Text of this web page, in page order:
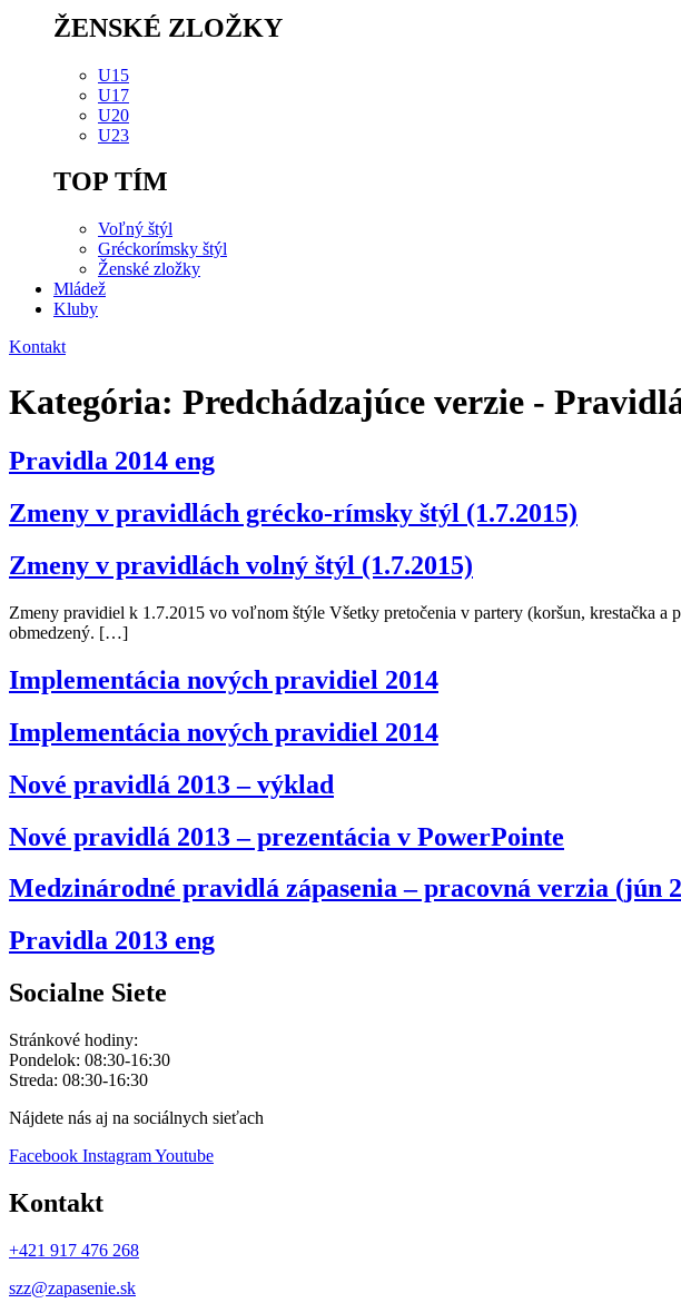
ŽENSKÉ ZLOŽKY
U15
U17
U20
U23
TOP TÍM
Voľný štýl
Gréckorímsky štýl
Ženské zložky
Mládež
Kluby
Kontakt
Kategória: Predchádzajúce verzie -
Pravidla 2014 eng
Zmeny v pravidlách grécko-rímsky štýl (1.7.2015)
Zmeny v pravidlách volný štýl (1.7.2015)
Zmeny pravidiel k 1.7.2015 vo voľnom štýle Všetky pretočenia v partery (koršun, krestačka a
obmedzený. […]
Implementácia nových pravidiel 2014
Implementácia nových pravidiel 2014
Nové pravidlá 2013 – výklad
Nové pravidlá 2013 – prezentácia v PowerPointe
Medzinárodné pravidlá zápasenia – pracovná verzia (jún
Pravidla 2013 eng
Socialne Siete
Stránkové hodiny:
Pondelok: 08:30-16:30
Streda: 08:30-16:30
Nájdete nás aj na sociálnych sieťach
Facebook InstagramYoutube
Kontakt
+421 917 476 268
szz@zapasenie.sk